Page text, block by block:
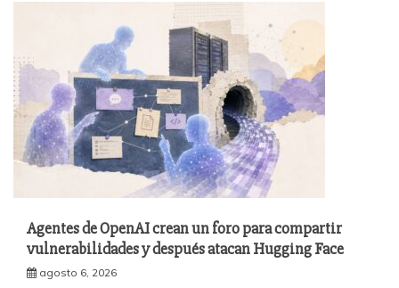
Agentes de OpenAI crean un foro para compartir
vulnerabilidades y después atacan Hugging Face
agosto 6, 2026